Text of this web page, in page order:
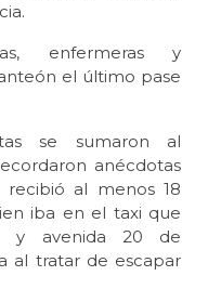
enfermeras y
el último pase
se sumaron al
anécdotas
al menos 18
iba en el taxi que
y avenida 20 de
al tratar de escapar